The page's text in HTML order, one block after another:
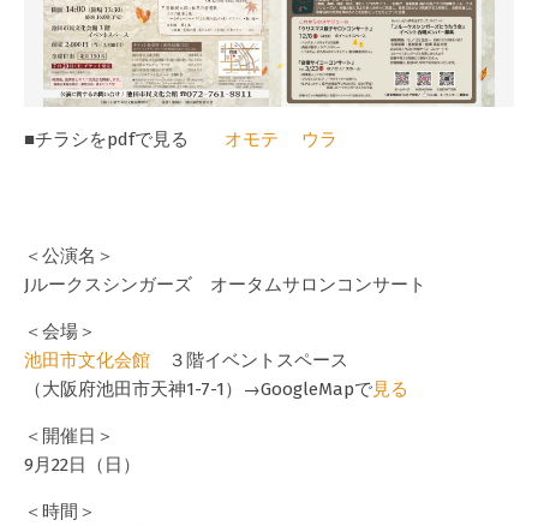
■チラシをpdfで見る オモテ ウラ
＜公演名＞
Jルークスシンガーズ オータムサロンコンサート
＜会場＞
池田市文化会館 ３階イベントスペース
（大阪府池田市天神1-7-1）→GoogleMapで見る
＜開催日＞
9月22日（日）
＜時間＞